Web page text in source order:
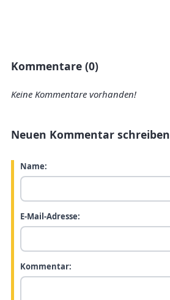
Kommentare (0)
Keine Kommentare vorhanden!
Neuen Kommentar schreiben
Name:
E-Mail-Adresse:
Kommentar: